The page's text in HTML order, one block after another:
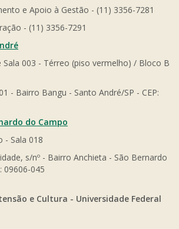
e Apoio à Gestão - (11) 3356-7281
- (11) 3356-7291
Sala 003 - Térreo (piso vermelho) / Bloco B
- Bairro Bangu - Santo André/SP - CEP:
do Campo
- Sala 018
s/nº - Bairro Anchieta - São Bernardo
09606-045
e Cultura - Universidade Federal